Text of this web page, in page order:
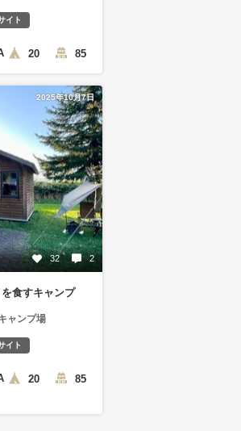
イト
20 85
2025年10月7日
32 2
食すキャンプ
ャンプ場
イト
20 85